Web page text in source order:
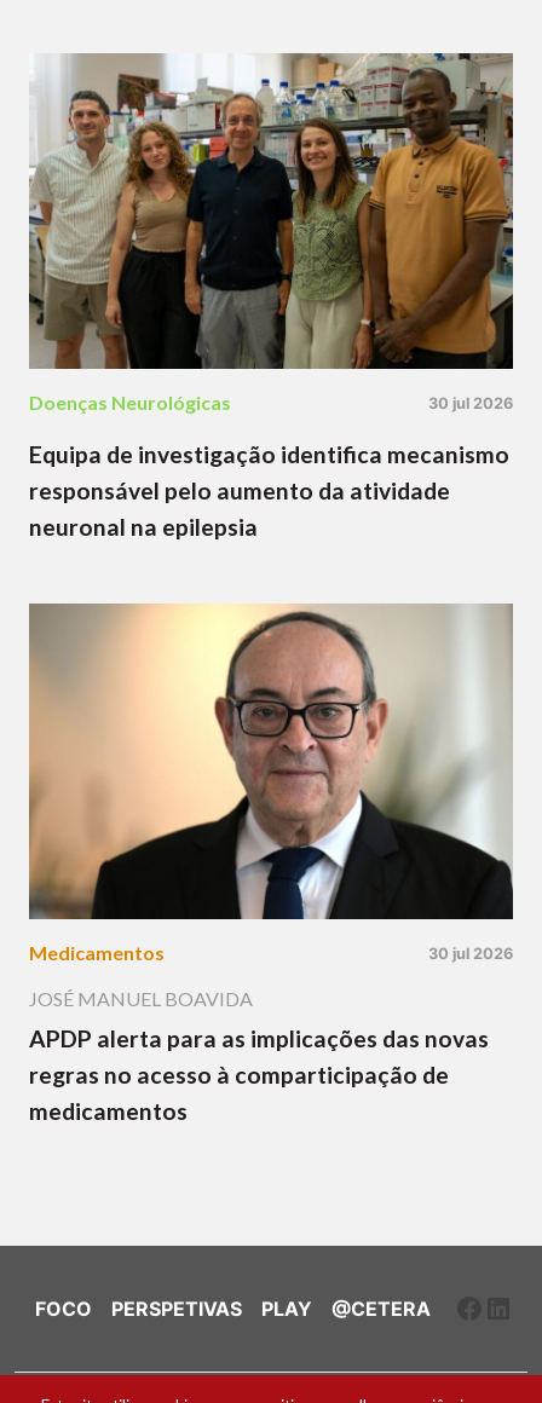
Doenças Neurológicas 30 jul 2026
Equipa de investigação identifica mecanismo
responsável pelo aumento da atividade
neuronal na epilepsia
Medicamentos 30 jul 2026
JOSÉ MANUEL BOAVIDA
APDP alerta para as implicações das novas
regras no acesso à comparticipação de
medicamentos
FOCO PERSPETIVAS PLAY @CETERA